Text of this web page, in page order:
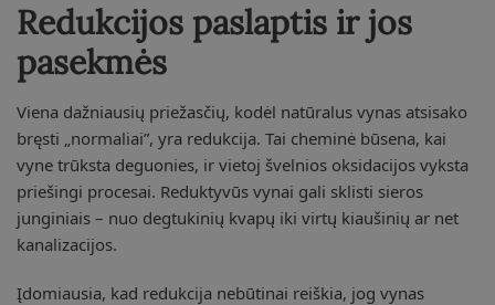
Redukcijos paslaptis ir jos
pasekmės
Viena dažniausių priežasčių, kodėl natūralus vynas atsisako
bręsti „normaliai”, yra redukcija. Tai cheminė būsena, kai
vyne trūksta deguonies, ir vietoj švelnios oksidacijos vyksta
priešingi procesai. Reduktyvūs vynai gali sklisti sieros
junginiais – nuo degtukinių kvapų iki virtų kiaušinių ar net
kanalizacijos.
Įdomiausia, kad redukcija nebūtinai reiškia, jog vynas